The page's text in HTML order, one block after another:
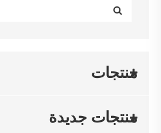
منتجات
منتجات جديدة